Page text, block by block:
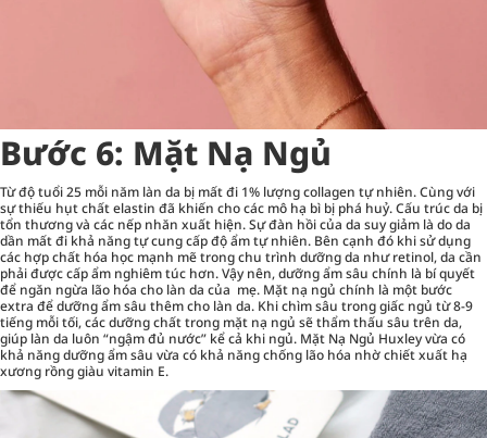
Bước 6: Mặt Nạ Ngủ
Từ độ tuổi 25 mỗi năm làn da bị mất đi 1% lượng collagen tự nhiên. Cùng với
sự thiếu hụt chất elastin đã khiến cho các mô hạ bì bị phá huỷ. Cấu trúc da bị
tổn thương và các nếp nhăn xuất hiện. Sự đàn hồi của da suy giảm là do da
dần mất đi khả năng tự cung cấp độ ẩm tự nhiên. Bên cạnh đó khi sử dụng
các hợp chất hóa học mạnh mẽ trong chu trình dưỡng da như retinol, da cần
phải được cấp ẩm nghiêm túc hơn. Vậy nên, dưỡng ẩm sâu chính là bí quyết
để ngăn ngừa lão hóa cho làn da của mẹ. Mặt nạ ngủ chính là một bước
extra để dưỡng ẩm sâu thêm cho làn da. Khi chìm sâu trong giấc ngủ từ 8-9
tiếng mỗi tối, các dưỡng chất trong mặt nạ ngủ sẽ thẩm thấu sâu trên da,
giúp làn da luôn “ngậm đủ nước” kể cả khi ngủ. Mặt Nạ Ngủ Huxley vừa có
khả năng dưỡng ẩm sâu vừa có khả năng chống lão hóa nhờ chiết xuất hạ
xương rồng giàu vitamin E.